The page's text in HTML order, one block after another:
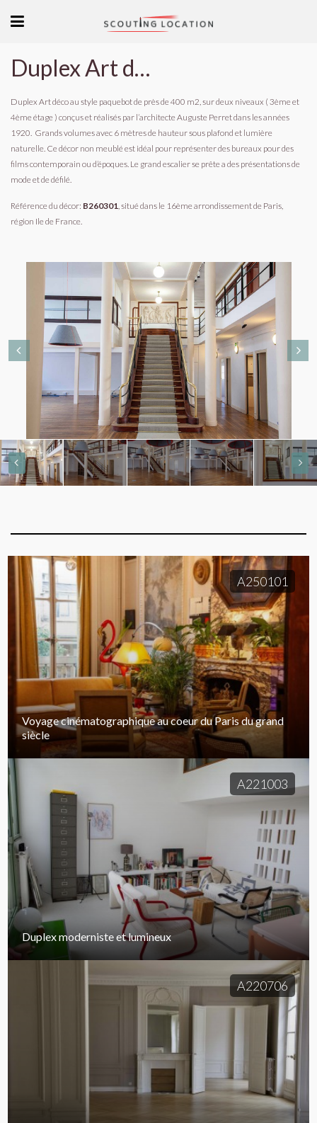
Duplex Art déco Paris
Duplex Art déco au style paquebot de près de 400 m2,sur deux niveaux ( 3ème et
4ème étage ) conçus et réalisés par l’architecte Auguste Perret dans les années
1920. Grands volumes avec 6 mètres de hauteur sous plafond et lumière
naturelle. Ce décor non meublé est idéal pour représenter des bureaux pour des
films contemporain ou d’époques. Le grand escalier se prête a des présentations de
mode et de défilé.
Référence du décor: B260301, situé dans le 16ème arrondissement de Paris,
région Ile de France.
A250101
Voyage cinématographique au coeur du Paris du grand
siècle
A221003
Duplex moderniste et lumineux
A220706